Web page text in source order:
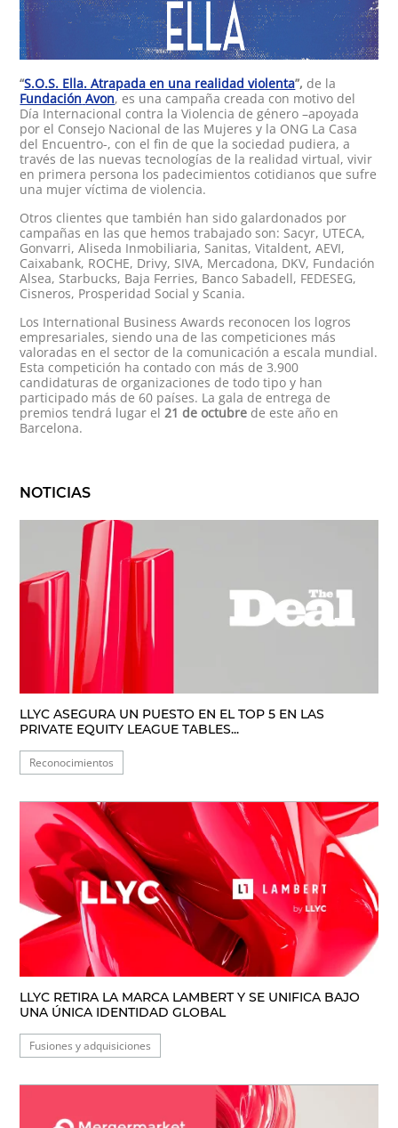
“S.O.S. Ella. Atrapada en una realidad violenta”, de la
Fundación Avon, es una campaña creada con motivo del
Día Internacional contra la Violencia de género –apoyada
por el Consejo Nacional de las Mujeres y la ONG La Casa
del Encuentro-, con el fin de que la sociedad pudiera, a
través de las nuevas tecnologías de la realidad virtual, vivir
en primera persona los padecimientos cotidianos que sufre
una mujer víctima de violencia.
Otros clientes que también han sido galardonados por
campañas en las que hemos trabajado son: Sacyr, UTECA,
Gonvarri, Aliseda Inmobiliaria, Sanitas, Vitaldent, AEVI,
Caixabank, ROCHE, Drivy, SIVA, Mercadona, DKV, Fundación
Alsea, Starbucks, Baja Ferries, Banco Sabadell, FEDESEG,
Cisneros, Prosperidad Social y Scania.
Los International Business Awards reconocen los logros
empresariales, siendo una de las competiciones más
valoradas en el sector de la comunicación a escala mundial.
Esta competición ha contado con más de 3.900
candidaturas de organizaciones de todo tipo y han
participado más de 60 países. La gala de entrega de
premios tendrá lugar el21 de octubre de este año en
Barcelona.
NOTICIAS
LLYC ASEGURA UN PUESTO EN EL TOP 5 EN LAS
PRIVATE EQUITY LEAGUE TABLES...
Reconocimientos
LLYC RETIRA LA MARCA LAMBERT Y SE UNIFICA BAJO
UNA ÚNICA IDENTIDAD GLOBAL
Fusiones y adquisiciones